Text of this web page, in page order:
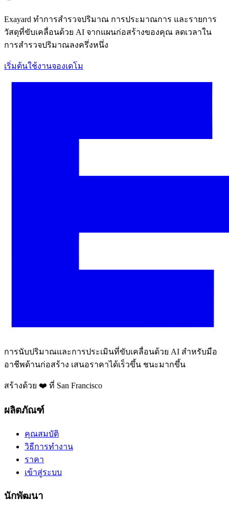
Exayard ทำการสำรวจปริมาณ การประมาณการ และรายการ
วัสดุที่ขับเคลื่อนด้วย AI จากแผนก่อสร้างของคุณ ลดเวลาใน
การสำรวจปริมาณลงครึ่งหนึ่ง
เริ่มต้นใช้งานจองเดโม
การนับปริมาณและการประเมินที่ขับเคลื่อนด้วย AI สำหรับมือ
อาชีพด้านก่อสร้าง เสนอราคาได้เร็วขึ้น ชนะมากขึ้น
สร้างด้วย ❤️ ที่ San Francisco
ผลิตภัณฑ์
คุณสมบัติ
วิธีการทำงาน
ราคา
เข้าสู่ระบบ
นักพัฒนา